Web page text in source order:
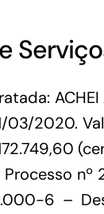
2020.
nº
6 –